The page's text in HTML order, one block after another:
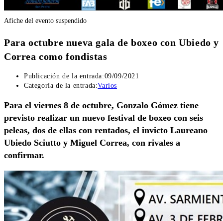
Afiche del evento suspendido
Para octubre nueva gala de boxeo con Ubiedo y
Correa como fondistas
Publicación de la entrada:09/09/2021
Categoría de la entrada:Varios
Para el viernes 8 de octubre, Gonzalo Gómez tiene
previsto realizar un nuevo festival de boxeo con seis
peleas, dos de ellas con rentados, el invicto Laureano
Ubiedo Sciutto y Miguel Correa, con rivales a
confirmar.